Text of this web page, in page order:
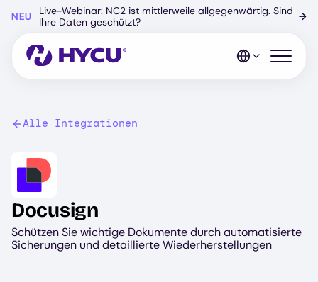
Hauptinhalt
NEU
Live-Webinar: NC2 ist mittlerweile allgegenwärtig. Sind
Ihre Daten geschützt?
→
Mobiles
Alle Integrationen
Image
Docusign
Schützen Sie wichtige Dokumente durch automatisierte
Sicherungen und detaillierte Wiederherstellungen